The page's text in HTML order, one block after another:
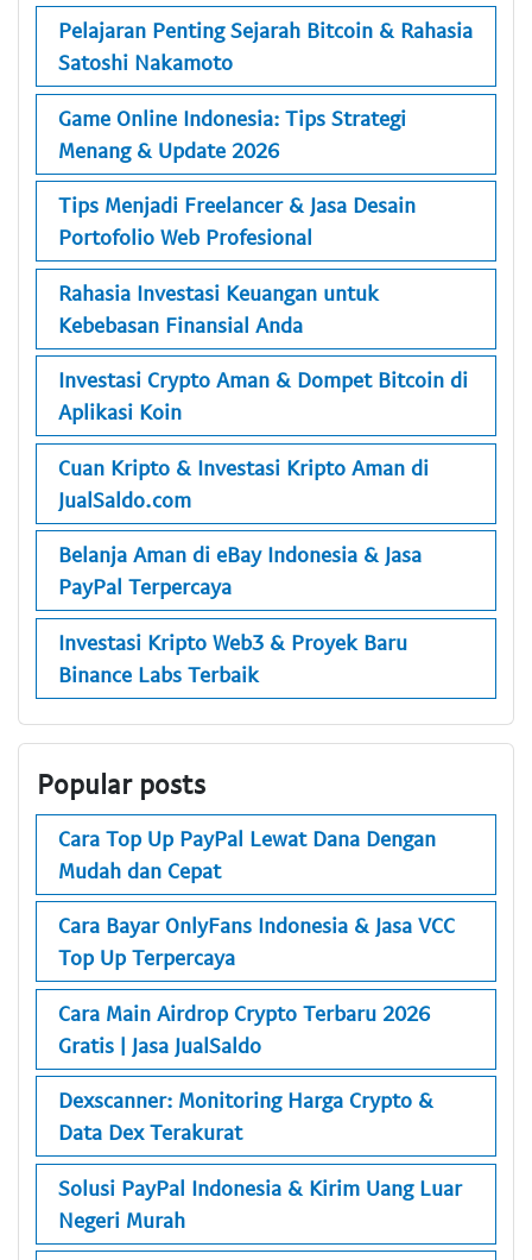
Pelajaran Penting Sejarah Bitcoin & Rahasia
Satoshi Nakamoto
Game Online Indonesia: Tips Strategi
Menang & Update 2026
Tips Menjadi Freelancer & Jasa Desain
Portofolio Web Profesional
Rahasia Investasi Keuangan untuk
Kebebasan Finansial Anda
Investasi Crypto Aman & Dompet Bitcoin di
Aplikasi Koin
Cuan Kripto & Investasi Kripto Aman di
JualSaldo.com
Belanja Aman di eBay Indonesia & Jasa
PayPal Terpercaya
Investasi Kripto Web3 & Proyek Baru
Binance Labs Terbaik
Popular posts
Cara Top Up PayPal Lewat Dana Dengan
Mudah dan Cepat
Cara Bayar OnlyFans Indonesia & Jasa VCC
Top Up Terpercaya
Cara Main Airdrop Crypto Terbaru 2026
Gratis | Jasa JualSaldo
Dexscanner: Monitoring Harga Crypto &
Data Dex Terakurat
Solusi PayPal Indonesia & Kirim Uang Luar
Negeri Murah